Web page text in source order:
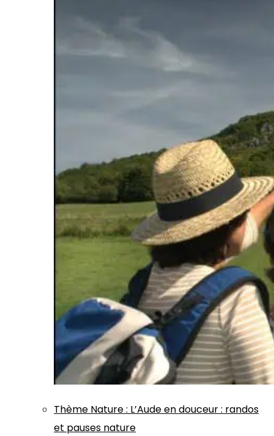
Thème Nature: L’Aude en douceur : randos
et pauses nature